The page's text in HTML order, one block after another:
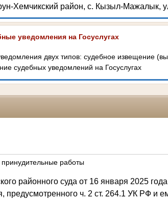
Хемчикский район, с. Кызыл-Мажалык,
уведомления на Госуслугах
двух типов: судебное извещение
судебных уведомлений на Госуслугах
работы
районного суда от 16 января 2025
предусмотренного ч. 2 ст. 264.1 УК РФ и